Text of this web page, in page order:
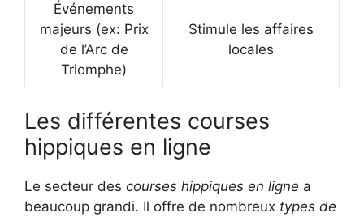
Événements
majeurs (ex: Prix
de l’Arc de
Triomphe)
Stimule les affaires
locales
Les différentes courses
hippiques en ligne
Le secteur des courses hippiques en ligne a
beaucoup grandi. Il offre de nombreux types de